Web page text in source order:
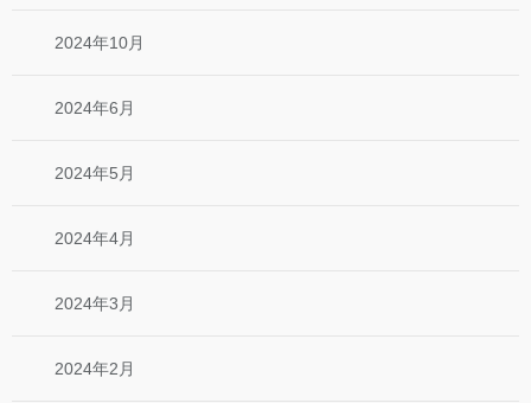
2024年10月
2024年6月
2024年5月
2024年4月
2024年3月
2024年2月